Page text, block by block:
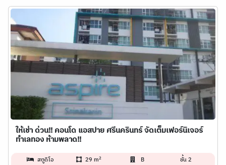
ให้เช่า ด่วน!! คอนโด แอสปาย ศรีนครินทร์ จัดเต็มเฟอร์นิเจอร์
ทำเลทอง ห้ามพลาด!!
สตูดิโอ 29 m2 B ชั้น 2